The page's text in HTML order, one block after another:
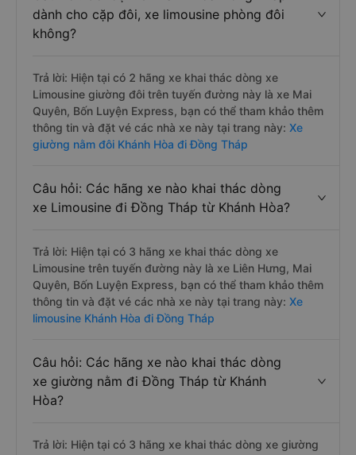
dành cho cặp đôi, xe limousine phòng đôi
không?
Trả lời: Hiện tại có 2 hãng xe khai thác dòng xe
Limousine giường đôi trên tuyến đường này là xe Mai
Quyên, Bốn Luyện Express, bạn có thể tham khảo thêm
thông tin và đặt vé các nhà xe này tại trang này: Xe
giường nằm đôi Khánh Hòa đi Đồng Tháp
Câu hỏi: Các hãng xe nào khai thác dòng
xe Limousine đi Đồng Tháp từ Khánh Hòa?
Trả lời: Hiện tại có 3 hãng xe khai thác dòng xe
Limousine trên tuyến đường này là xe Liên Hưng, Mai
Quyên, Bốn Luyện Express, bạn có thể tham khảo thêm
thông tin và đặt vé các nhà xe này tại trang này: Xe
limousine Khánh Hòa đi Đồng Tháp
Câu hỏi: Các hãng xe nào khai thác dòng
xe giường nằm đi Đồng Tháp từ Khánh
Hòa?
Trả lời: Hiện tại có 3 hãng xe khai thác dòng xe giường